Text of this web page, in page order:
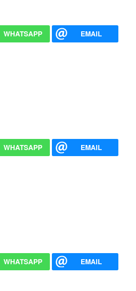
WHATSAPP EMAIL
WHATSAPP EMAIL
WHATSAPP EMAIL